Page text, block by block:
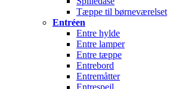
Tæppe til børneværelset
Entréen
Entre hylde
Entre lamper
Entre tæppe
Entrebord
Entremåtter
Entrespejl